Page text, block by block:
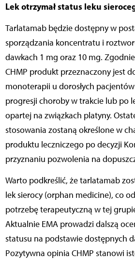
Lek otrzymał status leku
Tarlatamab będzie dostępny w
sporządzania koncentratu i
dawkach 1 mg oraz 10 mg.
CHMP produkt przeznaczony jest
monoterapii u dorosłych pacjentów
progresji choroby w trakcie lub po
opartej na związkach platyny.
stosowania zostaną określone w
produktu leczniczego po decyzji
przyznaniu pozwolenia na
Warto podkreślić, że tarlatamab
lek sierocy (orphan medicine), co
potrzebę terapeutyczną w tej
Aktualnie EMA prowadzi dalszą
statusu na podstawie dostępnych
Pozytywna opinia CHMP stanowi